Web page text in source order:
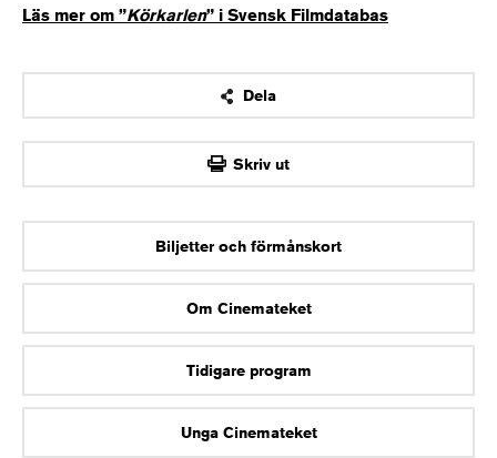
Läs mer om ”Körkarlen” i Svensk Filmdatabas
Dela
OK
Skriv ut
Biljetter och förmånskort
Om Cinemateket
Tidigare program
Unga Cinemateket